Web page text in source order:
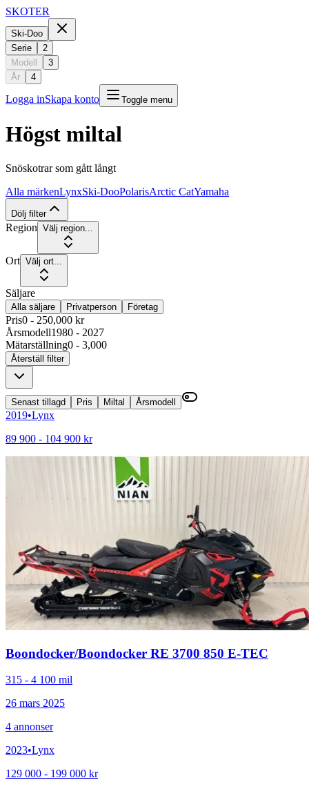
SKOTER
Ski-Doo
Serie
2
Modell
3
År
4
Logga inSkapa konto Toggle menu
Högst miltal
Snöskotrar som gått långt
Alla märkenLynxSki-DooPolarisArctic CatYamaha
Dölj filter
Region Välj region...
Ort Välj ort...
Säljare
Alla säljare Privatperson Företag
Pris0 - 250,000 kr
Årsmodell1980 - 2027
Mätarställning0 - 3,000
Återställ filter
Senast tillagd Pris Miltal Årsmodell
2019•Lynx
89 900 - 104 900 kr
Boondocker/Boondocker RE 3700 850 E-TEC
315 - 4 100 mil
26 mars 2025
4 annonser
2023•Lynx
129 000 - 199 000 kr